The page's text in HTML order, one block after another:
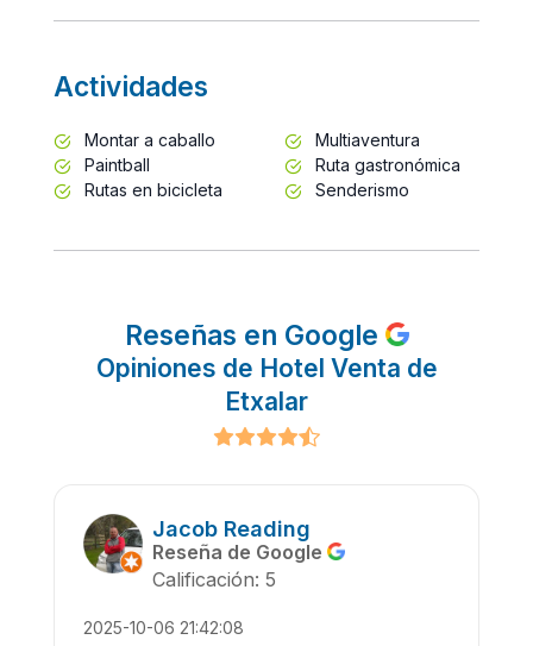
Actividades
Montar a caballo
Multiaventura
Paintball
Ruta gastronómica
Rutas en bicicleta
Senderismo
Reseñas en Google
Opiniones de Hotel Venta de
Etxalar
Jacob Reading
Reseña de Google
Calificación: 5
2025-10-06 21:42:08